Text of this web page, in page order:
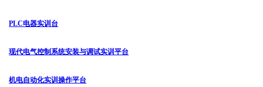
PLC电器实训台
现代电气控制系统安装与调试实训平台
机电自动化实训操作平台